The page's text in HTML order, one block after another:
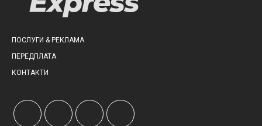
ПОСЛУГИ & РЕКЛАМА
ПЕРЕДПЛАТА
КОНТАКТИ